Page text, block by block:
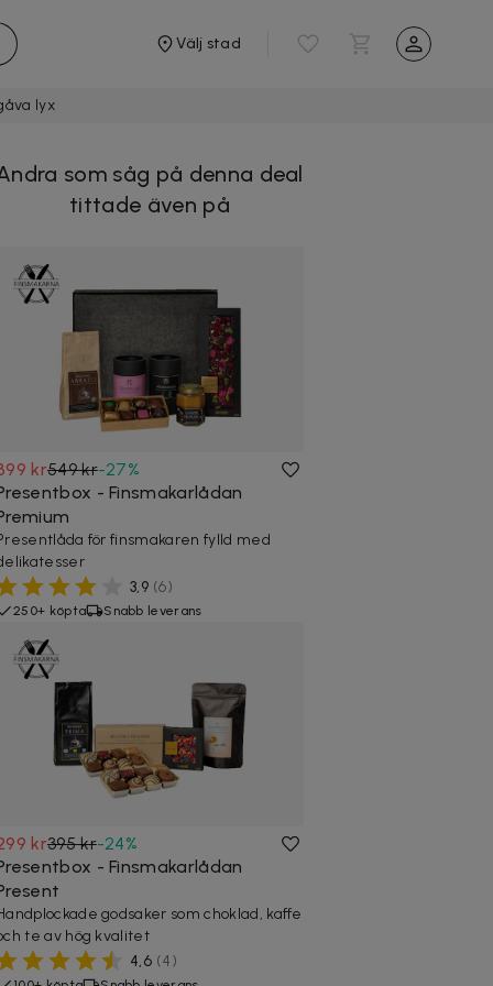
Välj stad
lyx
som såg på denna deal
tittade även på
kr549 kr-27%
- Finsmakarlådan
för finsmakaren fylld med
3,9 (6)
250+ köpta Snabb leverans
kr395 kr-24%
- Finsmakarlådan
godsaker som choklad, kaffe
te av hög kvalitet
4,6 (4)